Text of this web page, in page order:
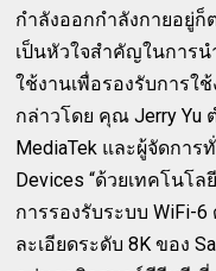
กำลังออกกำลังกายอยู่ก็
เป็นหัวใจสำคัญในการ
ใช้งานเพื่อรองรับการใ
กล่าวโดย คุณ Jerry Yu
MediaTek และผู้จัดกา
Devices “ด้วยเทคโนโ
การรองรับระบบ WiFi-
ละเอียดระดับ 8K ของ